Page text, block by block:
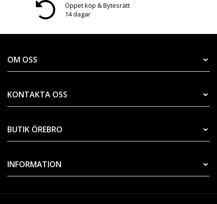
Öppet köp & Bytesrätt
14 dagar
OM OSS
KONTAKTA OSS
BUTIK ÖREBRO
INFORMATION